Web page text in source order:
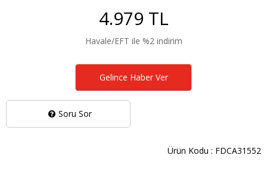
Soru Sor
4.979 TL
Havale/EFT ile %2 indirim
Ürün Kodu : FDCA31552
Gelince Haber Ver